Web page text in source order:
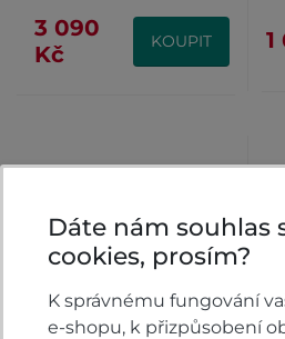
3 090
Kč
KOUPIT 1
Dáte nám souhlas
cookies, prosím?
K správnému fungování
e-shopu, k přizpůsobení